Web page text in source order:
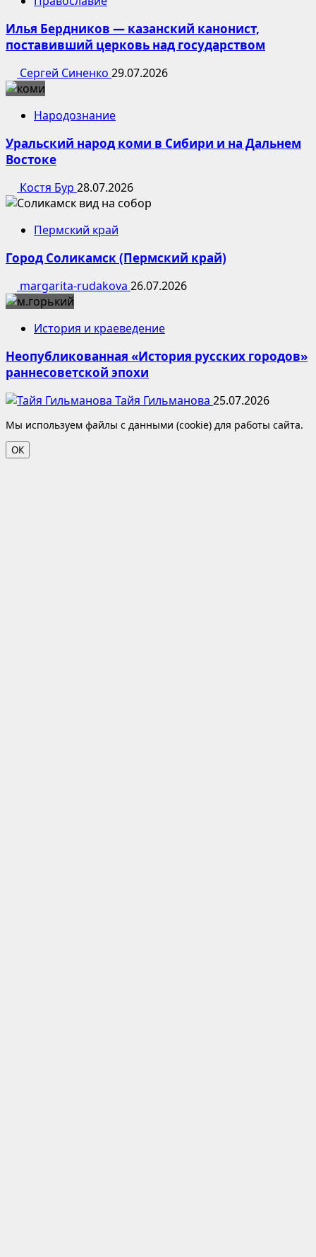
Илья Бердников — казанский канонист,
поставивший церковь над государством
Сергей Синенко 29.07.2026
Народознание
Уральский народ коми в Сибири и на Дальнем
Востоке
Костя Бур 28.07.2026
Пермский край
Город Соликамск (Пермский край)
margarita-rudakova 26.07.2026
История и краеведение
Неопубликованная «История русских городов»
раннесоветской эпохи
Тайя Гильманова 25.07.2026
Мы используем файлы с данными (cookie) для работы сайта.
ОК